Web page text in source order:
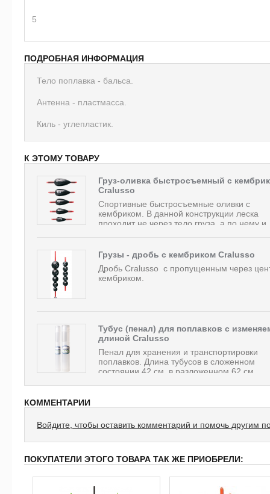
5
ПОДРОБНАЯ ИНФОРМАЦИЯ
Тело поплавка - бальса.
Антенна - пластмасса.
Киль - углепластик.
К ЭТОМУ ТОВАРУ
Груз-оливка быстросъемный с
Cralusso
Спортивные быстросъемные оливки с
кембриком. В данной конструкции леска
проходит не через тело груза, а по нему
Грузы - дробь с кембриком Cralusso
Дробь Cralusso с пропущенным через
кембриком.
Тубус (пенал) для поплавков с
длиной Cralusso
Пенал для хранения и транспортировки
поплавков. Длина тубусов в сложенном
состоянии 42 см, в разложенном 62 см....
КОММЕНТАРИИ
Войдите, чтобы оставить комментарий и помочь другим
ПОКУПАТЕЛИ ЭТОГО ТОВАРА ТАК ЖЕ ПРИОБРЕЛИ: